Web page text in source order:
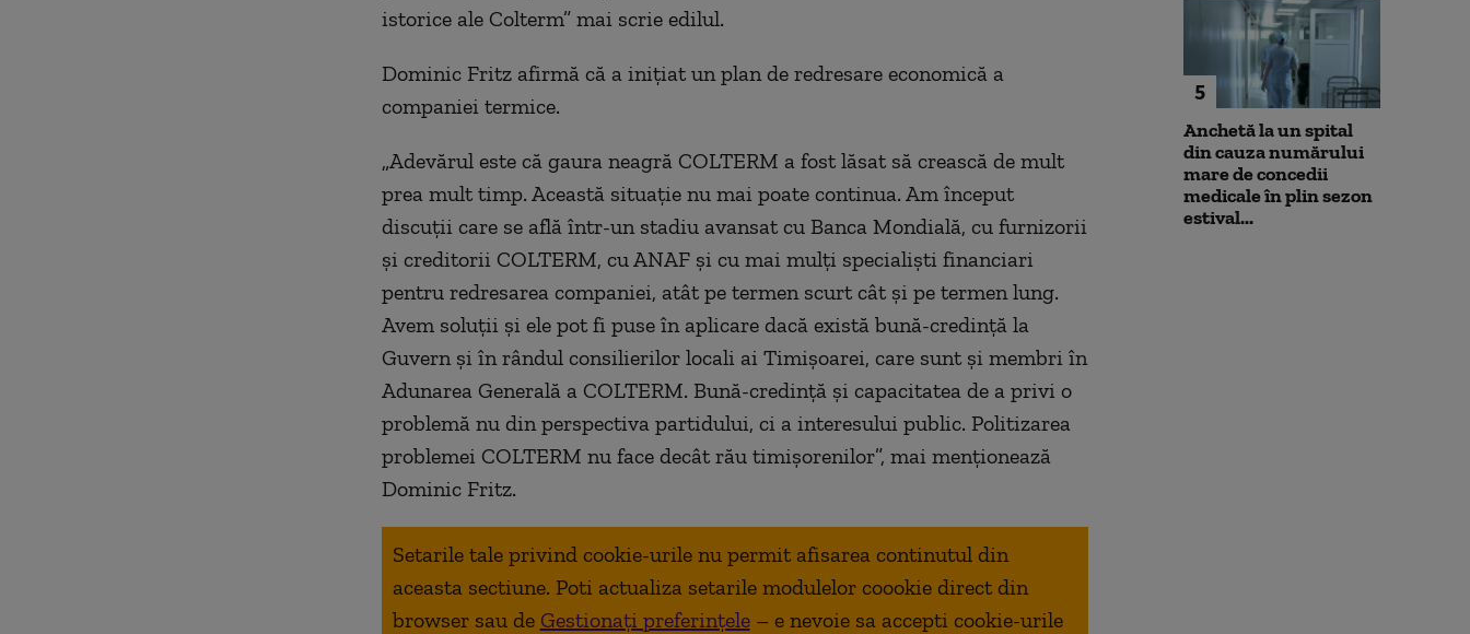
istorice ale Colterm” mai scrie edilul.
Dominic Fritz afirmă că a inițiat un plan de redresare economică a
companiei termice.
„Adevărul este că gaura neagră COLTERM a fost lăsat să crească de mult
prea mult timp. Această situaţie nu mai poate continua. Am început
discuţii care se află într-un stadiu avansat cu Banca Mondială, cu furnizorii
şi creditorii COLTERM, cu ANAF şi cu mai mulţi specialişti financiari
pentru redresarea companiei, atât pe termen scurt cât şi pe termen lung.
Avem soluţii şi ele pot fi puse în aplicare dacă există bună-credinţă la
Guvern şi în rândul consilierilor locali ai Timişoarei, care sunt şi membri în
Adunarea Generală a COLTERM. Bună-credinţă şi capacitatea de a privi o
problemă nu din perspectiva partidului, ci a interesului public. Politizarea
problemei COLTERM nu face decât rău timişorenilor”, mai menţionează
Dominic Fritz.
Setarile tale privind cookie-urile nu permit afisarea continutul din
aceasta sectiune. Poti actualiza setarile modulelor coookie direct din
browser sau de Gestionați preferințele – e nevoie sa accepti cookie-urile
5
Anchetă la un spital
din cauza numărului
mare de concedii
medicale în plin sezon
estival...